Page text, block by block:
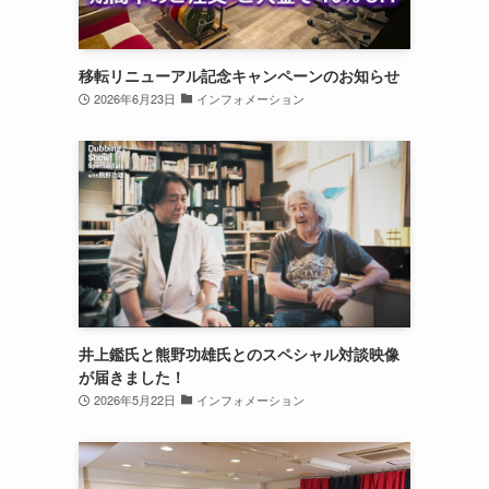
移転リニューアル記念キャンペーンのお知らせ
2026年6月23日 インフォメーション
井上鑑氏と熊野功雄氏とのスペシャル対談映像
が届きました！
2026年5月22日 インフォメーション